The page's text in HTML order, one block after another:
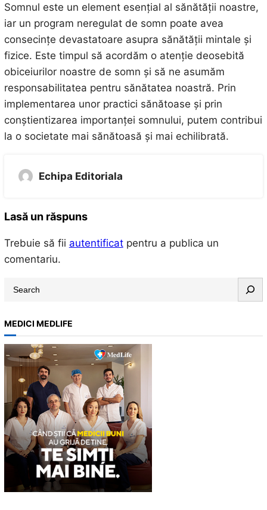
Somnul este un element esențial al sănătății noastre,
iar un program neregulat de somn poate avea
consecințe devastatoare asupra sănătății mintale și
fizice. Este timpul să acordăm o atenție deosebită
obiceiurilor noastre de somn și să ne asumăm
responsabilitatea pentru sănătatea noastră. Prin
implementarea unor practici sănătoase și prin
conștientizarea importanței somnului, putem contribui
la o societate mai sănătoasă și mai echilibrată.
Echipa Editoriala
Lasă un răspuns
Trebuie să fii autentificatpentru a publica un
comentariu.
a
r
c
h
MEDICI MEDLIFE